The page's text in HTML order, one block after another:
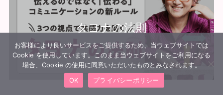
タヨナの法則
お客様により良いサービスをご提供するため、当ウェブサイトでは
Cookie を使用しています。このまま当ウェブサイトをご利用になる
場合、Cookie の使用に同意いただいたものとみなされます。
OK
プライバシーポリシー